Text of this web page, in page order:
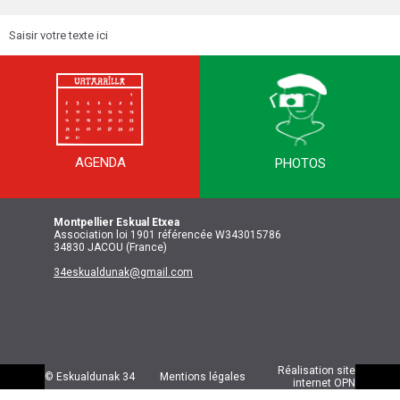
Saisir votre texte ici
AGENDA PHOTOS
Montpellier Eskual Etxea
Association loi 1901 référencée W343015786
34830 JACOU (France)
34eskualdunak@gmail.com
© Eskualdunak 34 Mentions légales
Réalisation site
internet OPN